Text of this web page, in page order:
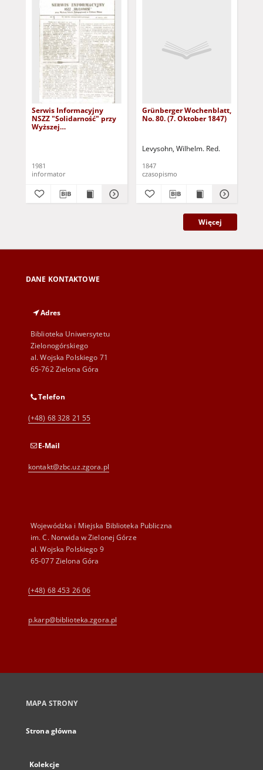
Serwis Informacyjny
NSZZ "Solidarność" przy
Wyższej
1981
informator
Grünberger Wochenblatt,
No. 80. (7. Oktober 1847)
Levysohn, Wilhelm. Red.
1847
czasopismo
Więcej
DANE KONTAKTOWE
Adres
Biblioteka Uniwersytetu
Zielonogórskiego
al. Wojska Polskiego 71
65-762 Zielona Góra
Telefon
(+48) 68 328 21 55
E-Mail
kontakt@zbc.uz.zgora.pl
Wojewódzka i Miejska Biblioteka Publiczna
im. C. Norwida w Zielonej Górze
al. Wojska Polskiego 9
65-077 Zielona Góra
(+48) 68 453 26 06
p.karp@biblioteka.zgora.pl
MAPA STRONY
Strona główna
Kolekcje